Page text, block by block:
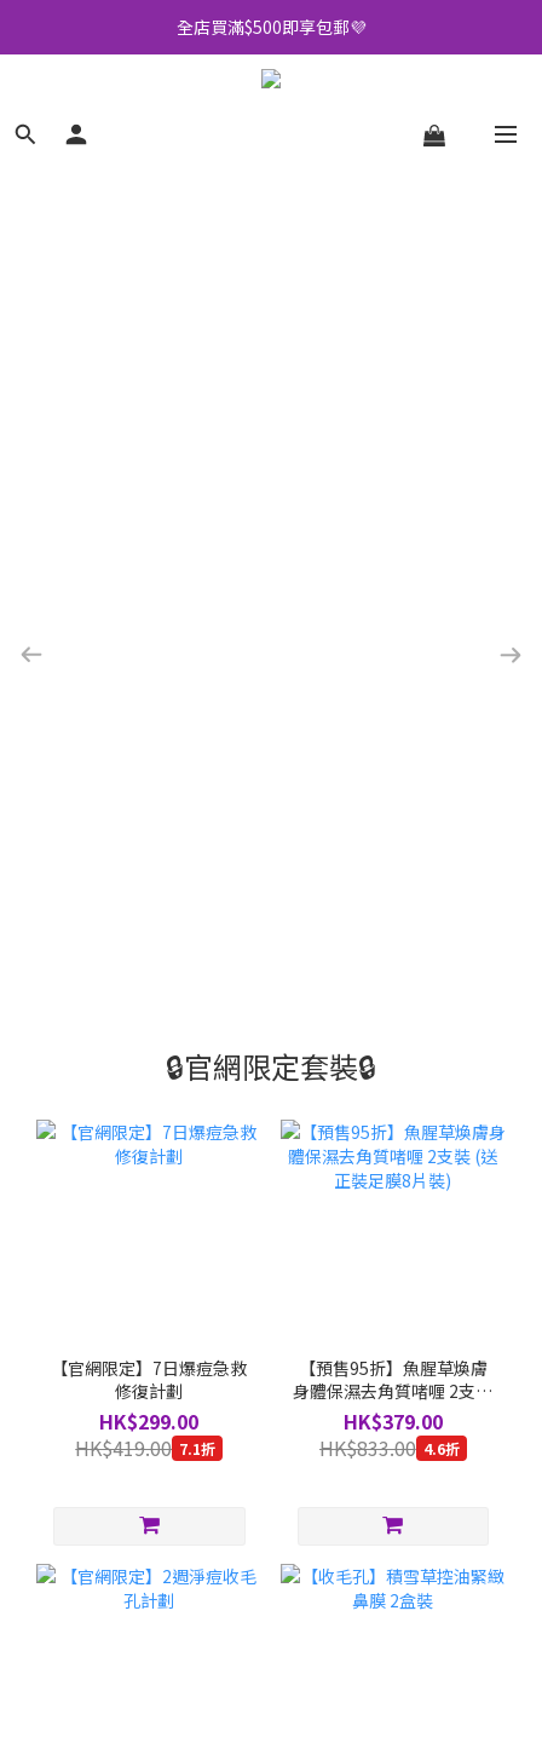
全店買滿$500即享包郵💜
全店買滿$500即享包郵💜
加入會員可享多重優惠🫡
🔒官網限定套裝🔒
【官網限定】7日爆痘急救
修復計劃
HK$299.00
HK$419.00 7.1折
【預售95折】魚腥草煥膚
身體保濕去角質啫喱 2支裝
(送正裝足膜8片裝)
HK$379.00
HK$833.00 4.6折